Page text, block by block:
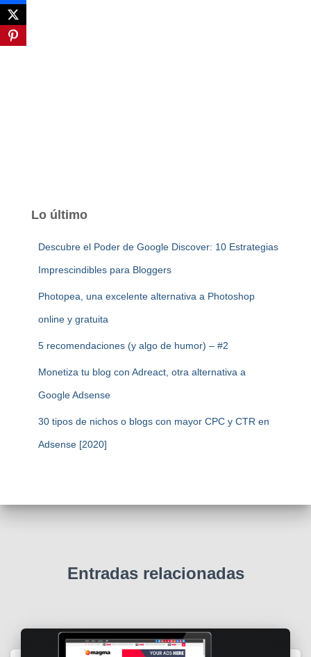
Lo último
Descubre el Poder de Google Discover: 10 Estrategias
Imprescindibles para Bloggers
Photopea, una excelente alternativa a Photoshop
online y gratuita
5 recomendaciones (y algo de humor) – #2
Monetiza tu blog con Adreact, otra alternativa a
Google Adsense
30 tipos de nichos o blogs con mayor CPC y CTR en
Adsense [2020]
Entradas relacionadas